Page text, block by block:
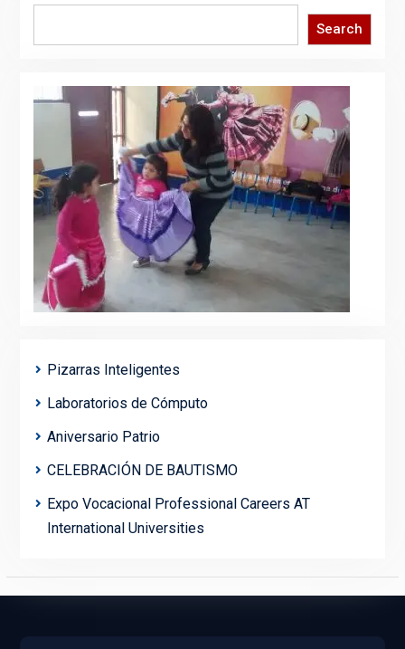
Search
Pizarras Inteligentes
Laboratorios de Cómputo
Aniversario Patrio
CELEBRACIÓN DE BAUTISMO
Expo Vocacional Professional Careers AT
International Universities